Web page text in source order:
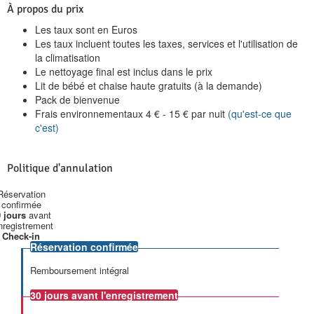
À propos du prix
Les taux sont en Euros
Les taux incluent toutes les taxes, services et l'utilisation de
la climatisation
Le nettoyage final est inclus dans le prix
Lit de bébé et chaise haute gratuits (à la demande)
Pack de bienvenue
Frais environnementaux 4 € - 15 € par nuit (qu'est-ce que
c'est)
Politique d'annulation
confirmée
jours avant
Check-in
Réservation confirmée
Remboursement intégral
30 jours avant l'enregistrement